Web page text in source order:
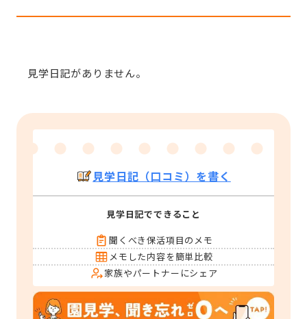
見学日記がありません。
見学日記（口コミ）を書く
見学日記でできること
聞くべき保活項目のメモ
メモした内容を簡単比較
家族やパートナーにシェア